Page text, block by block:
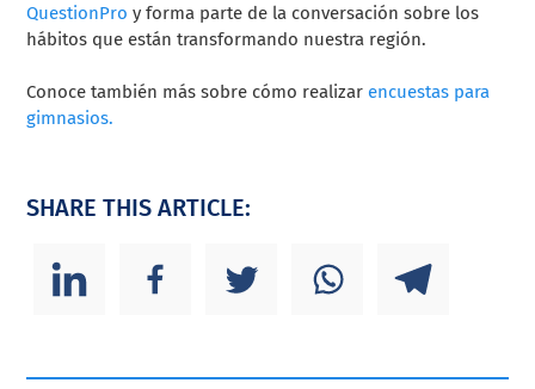
QuestionPro y forma parte de la conversación sobre los
hábitos que están transformando nuestra región.
Conoce también más sobre cómo realizar encuestas para
gimnasios.
SHARE THIS ARTICLE: